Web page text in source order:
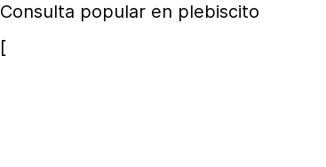
Consulta popular en plebiscito
[